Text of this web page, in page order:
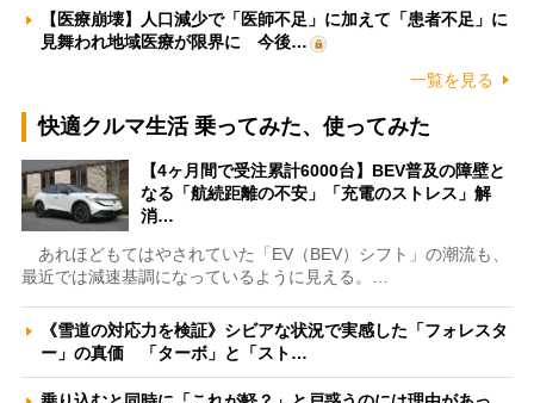
【医療崩壊】人口減少で「医師不足」に加えて「患者不足」に
見舞われ地域医療が限界に 今後…
一覧を見る
快適クルマ生活 乗ってみた、使ってみた
【4ヶ月間で受注累計6000台】BEV普及の障壁と
なる「航続距離の不安」「充電のストレス」解
消…
あれほどもてはやされていた「EV（BEV）シフト」の潮流も、
最近では減速基調になっているように見える。…
《雪道の対応力を検証》シビアな状況で実感した「フォレスタ
ー」の真価 「ターボ」と「スト…